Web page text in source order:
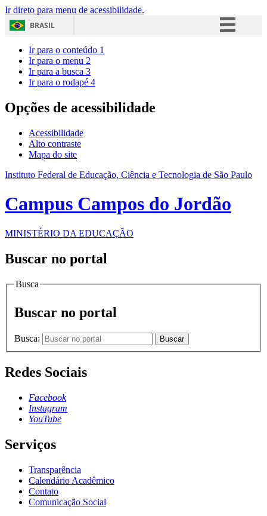
Ir direto para menu de acessibilidade.
BRASIL
Acesso à informação
Ir para o conteúdo 1
Ir para o menu 2
Ir para a busca 3
Ir para o rodapé 4
Opções de acessibilidade
Acessibilidade
Alto contraste
Mapa do site
Instituto Federal de Educação, Ciência e Tecnologia de São Paulo
Campus Campos do Jordão
MINISTÉRIO DA EDUCAÇÃO
Buscar no portal
Busca
Buscar no portal
Busca: Buscar
Redes Sociais
Facebook
Instagram
YouTube
Serviços
Transparência
Calendário Acadêmico
Contato
Comunicação Social